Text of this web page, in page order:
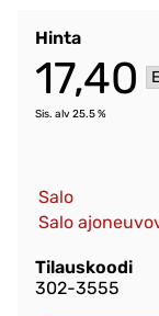
Hinta
17,40
Sis. alv 25.5 %
Salo
Salo
Tilauskoodi
302-3555